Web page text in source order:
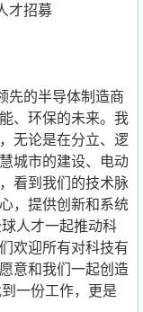
才招募
先的半导体制造商
、环保的未来。我
无论是在分立、逻
城市的建设、电动
看到我们的技术脉
，提供创新和系统
人才一起推动科
欢迎所有对科技有
意和我们一起创造
一份工作，更是